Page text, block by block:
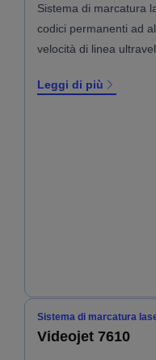
Sistema di marcatura
codici permanenti ad
velocità di linea
Leggi di più
Sistema di marcatura
Videojet 7610